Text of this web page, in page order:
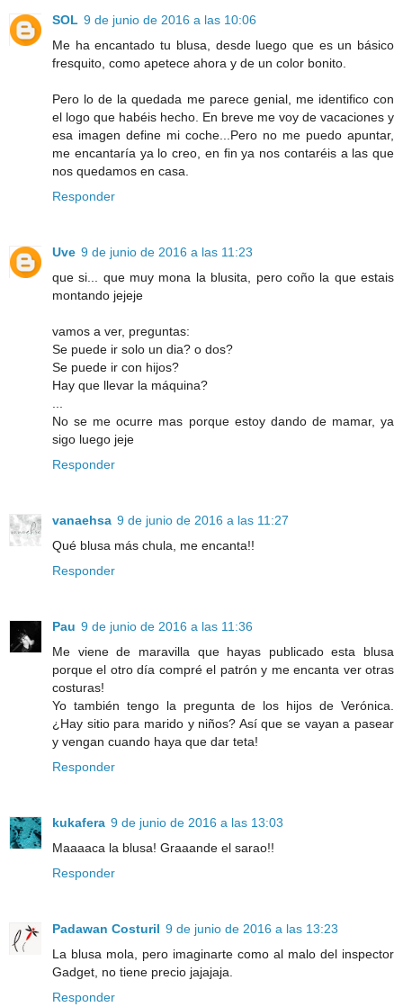
SOL 9 de junio de 2016 a las 10:06
Me ha encantado tu blusa, desde luego que es un básico
fresquito, como apetece ahora y de un color bonito.
Pero lo de la quedada me parece genial, me identifico con
el logo que habéis hecho. En breve me voy de vacaciones y
esa imagen define mi coche...Pero no me puedo apuntar,
me encantaría ya lo creo, en fin ya nos contaréis a las que
nos quedamos en casa.
Responder
Uve 9 de junio de 2016 a las 11:23
que si... que muy mona la blusita, pero coño la que estais
montando jejeje
vamos a ver, preguntas:
Se puede ir solo un dia? o dos?
Se puede ir con hijos?
Hay que llevar la máquina?
...
No se me ocurre mas porque estoy dando de mamar, ya
sigo luego jeje
Responder
vanaehsa 9 de junio de 2016 a las 11:27
Qué blusa más chula, me encanta!!
Responder
Pau 9 de junio de 2016 a las 11:36
Me viene de maravilla que hayas publicado esta blusa
porque el otro día compré el patrón y me encanta ver otras
costuras!
Yo también tengo la pregunta de los hijos de Verónica.
¿Hay sitio para marido y niños? Así que se vayan a pasear
y vengan cuando haya que dar teta!
Responder
kukafera 9 de junio de 2016 a las 13:03
Maaaaca la blusa! Graaande el sarao!!
Responder
Padawan Costuril 9 de junio de 2016 a las 13:23
La blusa mola, pero imaginarte como al malo del inspector
Gadget, no tiene precio jajajaja.
Responder